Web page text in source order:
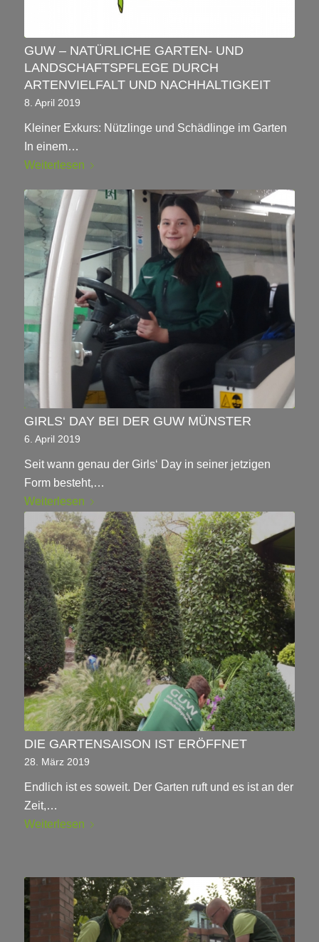
GUW – NATÜRLICHE GARTEN- UND
LANDSCHAFTSPFLEGE DURCH
ARTENVIELFALT UND NACHHALTIGKEIT
8. April 2019
Kleiner Exkurs: Nützlinge und Schädlinge im Garten
In einem…
Weiterlesen
GIRLS‘ DAY BEI DER GUW MÜNSTER
6. April 2019
Seit wann genau der Girls‘ Day in seiner jetzigen
Form besteht,…
Weiterlesen
DIE GARTENSAISON IST ERÖFFNET
28. März 2019
Endlich ist es soweit. Der Garten ruft und es ist an der
Zeit,…
Weiterlesen